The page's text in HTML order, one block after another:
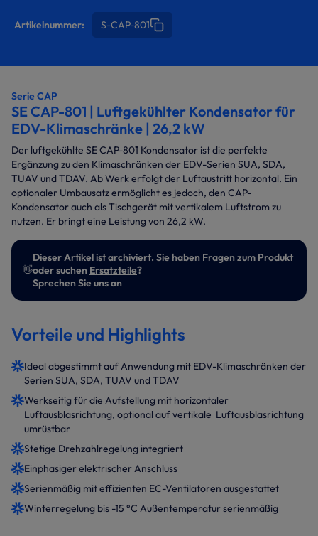
Artikelnummer: S-CAP-801
Serie CAP
SE CAP-801 | Luftgekühlter Kondensator für
EDV-Klimaschränke | 26,2 kW
Der luftgekühlte SE CAP-801 Kondensator ist die perfekte
Ergänzung zu den Klimaschränken der EDV-Serien SUA, SDA,
TUAV und TDAV. Ab Werk erfolgt der Luftaustritt horizontal. Ein
optionaler Umbausatz ermöglicht es jedoch, den CAP-
Kondensator auch als Tischgerät mit vertikalem Luftstrom zu
nutzen. Er bringt eine Leistung von 26,2 kW.
👋
Dieser Artikel ist archiviert. Sie haben Fragen zum Produkt
oder suchen Ersatzteile?
Sprechen Sie uns an
Vorteile und Highlights
Ideal abgestimmt auf Anwendung mit EDV-Klimaschränken der
Serien SUA, SDA, TUAV und TDAV
Werkseitig für die Aufstellung mit horizontaler
Luftausblasrichtung, optional auf vertikale Luftausblasrichtung
umrüstbar
Stetige Drehzahlregelung integriert
Einphasiger elektrischer Anschluss
Serienmäßig mit effizienten EC-Ventilatoren ausgestattet
Winterregelung bis -15 °C Außentemperatur serienmäßig